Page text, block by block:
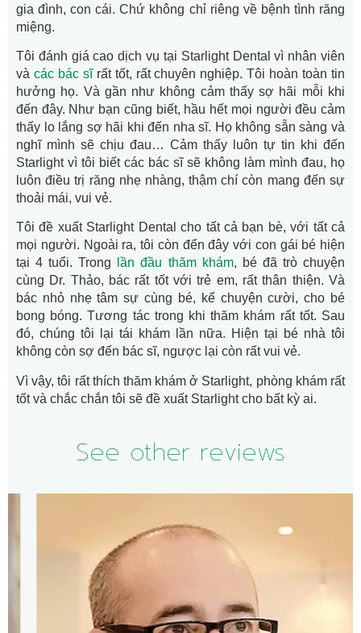
gia đình, con cái. Chứ không chỉ riêng về bệnh tình răng
miệng.
Tôi đánh giá cao dịch vụ tại Starlight Dental vì nhân viên
và các bác sĩrất tốt, rất chuyên nghiệp. Tôi hoàn toàn tin
hưởng họ. Và gần như không cảm thấy sợ hãi mỗi khi
đến đây. Như bạn cũng biết, hầu hết mọi người đều cảm
thấy lo lắng sợ hãi khi đến nha sĩ. Họ không sẵn sàng và
nghĩ mình sẽ chịu đau… Cảm thấy luôn tự tin khi đến
Starlight vì tôi biết các bác sĩ sẽ không làm mình đau, họ
luôn điều trị răng nhẹ nhàng, thậm chí còn mang đến sự
thoải mái, vui vẻ.
Tôi đề xuất Starlight Dental cho tất cả bạn bè, với tất cả
mọi người. Ngoài ra, tôi còn đến đây với con gái bé hiện
tại 4 tuổi. Trong
lần đầu thăm khám, bé đã trò chuyện
cùng Dr. Thảo, bác rất tốt với trẻ em, rất thân thiện. Và
bác nhỏ nhẹ tâm sự cùng bé, kể chuyện cười, cho bé
bong bóng. Tương tác trong khi thăm khám rất tốt. Sau
đó, chúng tôi lại tái khám lần nữa. Hiện tại bé nhà tôi
không còn sợ đến bác sĩ, ngược lại còn rất vui vẻ.
Vì vậy, tôi rất thích thăm khám ở Starlight, phòng khám rất
tốt và chắc chắn tôi sẽ đề xuất Starlight cho bất kỳ ai.
See other reviews